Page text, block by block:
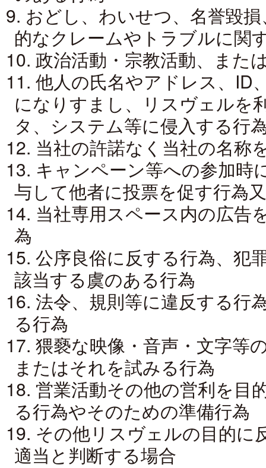
9. おどし、わいせつ、名誉毀
的なクレームやトラブルに関
10. 政治活動・宗教活動、また
11. 他人の氏名やアドレス、ID
になりすまし、リスヴェルを
タ、システム等に侵入する行
12. 当社の許諾なく当社の名称
13. キャンペーン等への参加時
与して他者に投票を促す行為
14. 当社専用スペース内の広告
為
15. 公序良俗に反する行為、犯
該当する虞のある行為
16. 法令、規則等に違反する行
る行為
17. 猥褻な映像・音声・文字等
またはそれを試みる行為
18. 営業活動その他の営利を目
る行為やそのための準備行為
19. その他リスヴェルの目的に
適当と判断する場合